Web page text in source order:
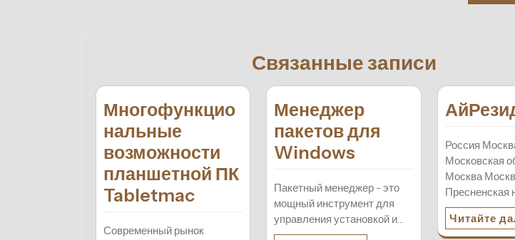
Связанные записи
Многофункцио
нальные
возможности
планшетной ПК
Tabletmac
Современный рынок
Менеджер
пакетов для
Windows
Пакетный менеджер - это
мощный инструмент для
управления установкой и…
Россия
Московская
Москва
Пресненская
Читайте